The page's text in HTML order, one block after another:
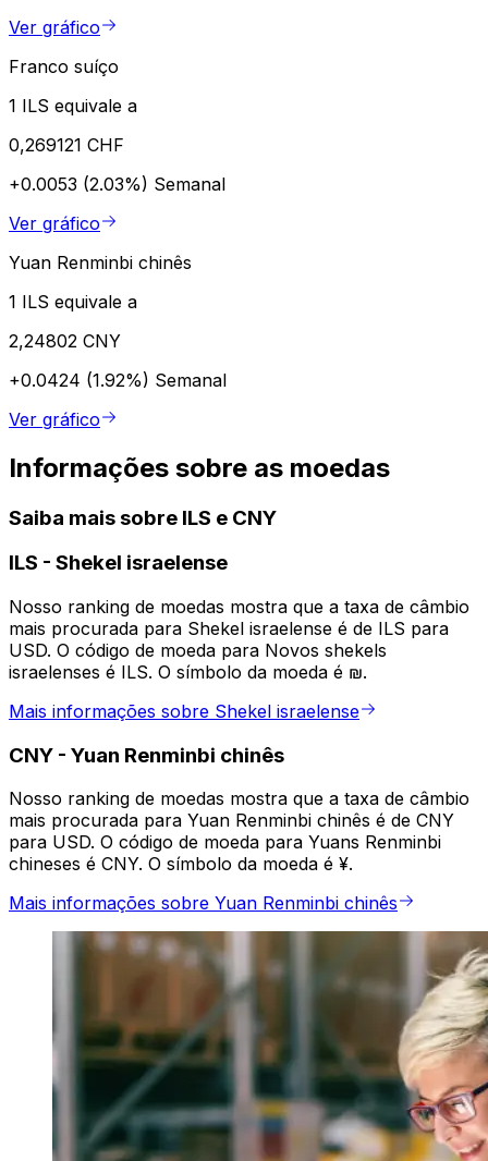
Ver gráfico
Franco suíço
1 ILS equivale a
0,269121 CHF
+0.0053 (2.03%) Semanal
Ver gráfico
Yuan Renminbi chinês
1 ILS equivale a
2,24802 CNY
+0.0424 (1.92%) Semanal
Ver gráfico
Informações sobre as moedas
Saiba mais sobre ILS e CNY
ILS - Shekel israelense
Nosso ranking de moedas mostra que a taxa de câmbio
mais procurada para Shekel israelense é de ILS para
USD. O código de moeda para Novos shekels
israelenses é ILS. O símbolo da moeda é ₪.
Mais informações sobre Shekel israelense
CNY - Yuan Renminbi chinês
Nosso ranking de moedas mostra que a taxa de câmbio
mais procurada para Yuan Renminbi chinês é de CNY
para USD. O código de moeda para Yuans Renminbi
chineses é CNY. O símbolo da moeda é ¥.
Mais informações sobre Yuan Renminbi chinês